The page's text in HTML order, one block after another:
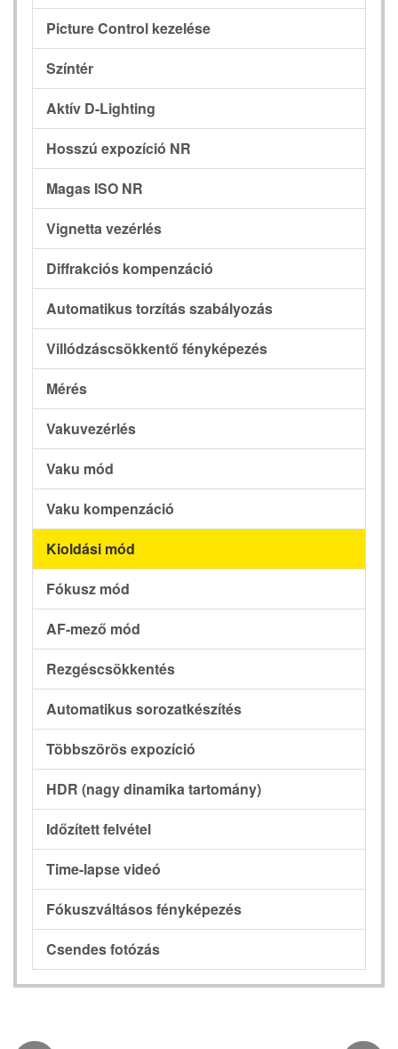
Picture Control kezelése
Színtér
Aktív D-Lighting
Hosszú expozíció NR
Magas ISO NR
Vignetta vezérlés
Diffrakciós kompenzáció
Automatikus torzítás szabályozás
Villódzáscsökkentő fényképezés
Mérés
Vakuvezérlés
Vaku mód
Vaku kompenzáció
Kioldási mód
Fókusz mód
AF-mező mód
Rezgéscsökkentés
Automatikus sorozatkészítés
Többszörös expozíció
HDR (nagy dinamika tartomány)
Időzített felvétel
Time-lapse videó
Fókuszváltásos fényképezés
Csendes fotózás